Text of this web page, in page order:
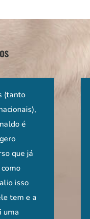
é
Um curso de
prático e
estivesse
no hospital
que com
informações
Claudia
Rio de
(tanto
é
que já
isso
tem e a
uma
O
um
de
o
Rildo
tanto
e se
como
na área.
papa da neuro
vídeos além
uma